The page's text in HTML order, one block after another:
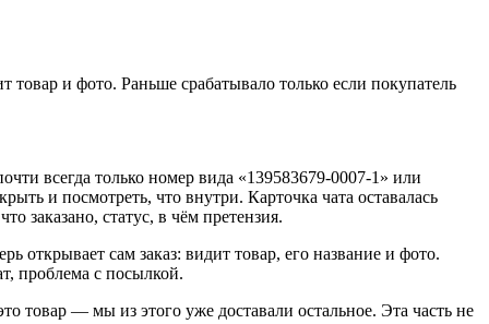
и фото. Раньше срабатывало только если покупатель
всегда только номер вида «139583679-0007-1» или
и посмотреть, что внутри. Карточка чата оставалась
заказано, статус, в чём претензия.
сам заказ: видит товар, его название и фото.
проблема с посылкой.
товар — мы из этого уже доставали остальное. Эта часть не